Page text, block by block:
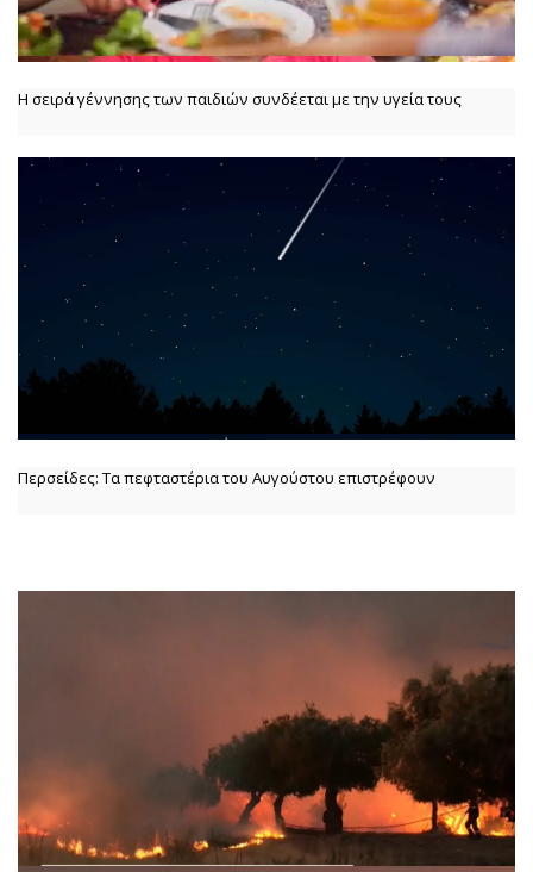
Η σειρά γέννησης των παιδιών συνδέεται με την υγεία τους
Περσείδες: Τα πεφταστέρια του Αυγούστου επιστρέφουν